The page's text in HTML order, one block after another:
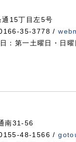
15丁目左5号
35-3778 /
：第一土曜日・日曜
南31-56
48-1566 /